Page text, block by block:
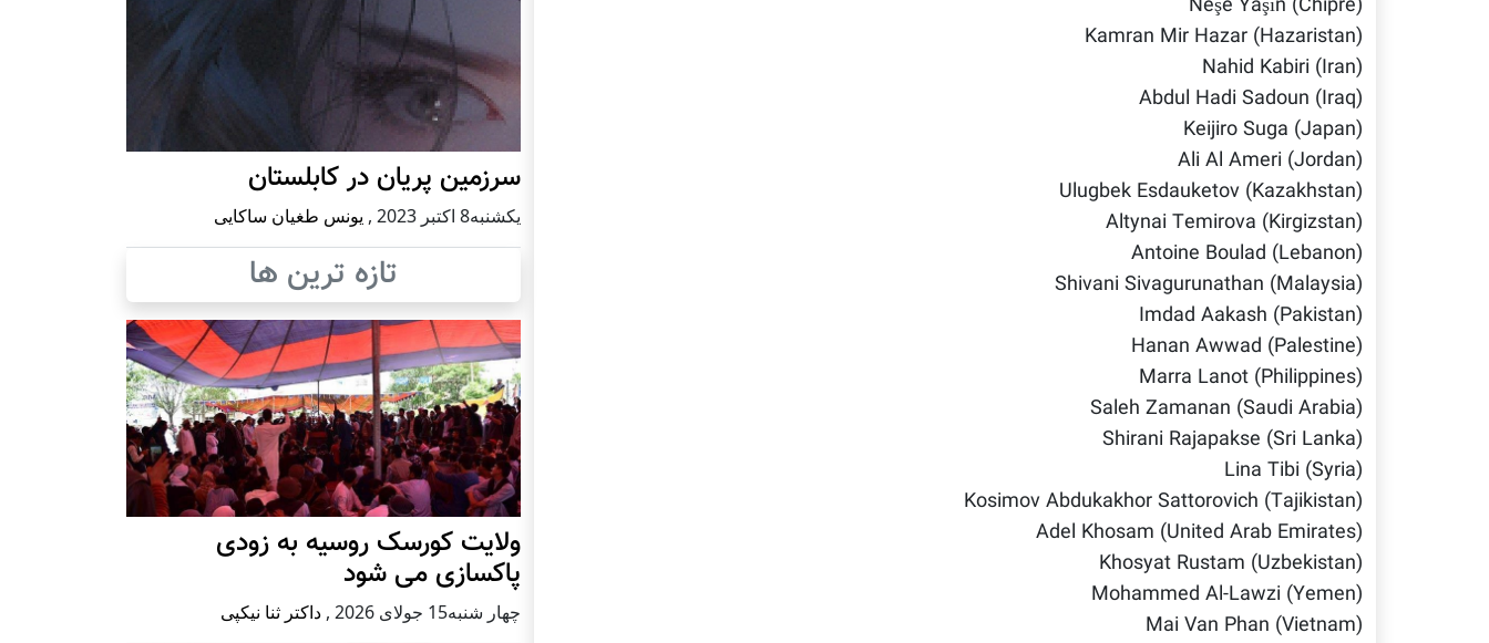
Neşe Yaşın (Chipre)
Kamran Mir Hazar (Hazaristan)
Nahid Kabiri (Iran)
Abdul Hadi Sadoun (Iraq)
Keijiro Suga (Japan)
Ali Al Ameri (Jordan)
Ulugbek Esdauketov (Kazakhstan)
Altynai Temirova (Kirgizstan)
Antoine Boulad (Lebanon)
Shivani Sivagurunathan (Malaysia)
Imdad Aakash (Pakistan)
Hanan Awwad (Palestine)
Marra Lanot (Philippines)
Saleh Zamanan (Saudi Arabia)
Shirani Rajapakse (Sri Lanka)
Lina Tibi (Syria)
Kosimov Abdukakhor Sattorovich (Tajikistan)
Adel Khosam (United Arab Emirates)
Khosyat Rustam (Uzbekistan)
Mohammed Al-Lawzi (Yemen)
Mai Van Phan (Vietnam)
سرزمین پریان در کابلستان
يكشنبه8 اكتبر 2023 , یونس طغیان ساکایی
تازه ترین ها
ولایت کورسک روسیه به زودی
پاکسازی می شود
چهار شنبه15 جولای 2026 , داکتر ثنا نیکپی